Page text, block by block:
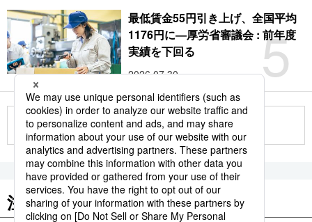
5
最低賃金55円引き上げ、全国平均
1176円に―厚労省審議会 : 前年度
実績を下回る
2026.07.30
もっと見る
注目のキーワード